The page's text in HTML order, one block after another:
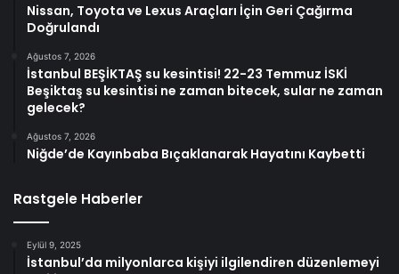
Nissan, Toyota ve Lexus Araçları İçin Geri Çağırma
Doğrulandı
Ağustos 7, 2026
İstanbul BEŞİKTAŞ su kesintisi! 22-23 Temmuz İSKİ
Beşiktaş su kesintisi ne zaman bitecek, sular ne zaman
gelecek?
Ağustos 7, 2026
Niğde’de Kayınbaba Bıçaklanarak Hayatını Kaybetti
Rastgele Haberler
Eylül 9, 2025
İstanbul’da milyonlarca kişiyi ilgilendiren düzenlemeyi